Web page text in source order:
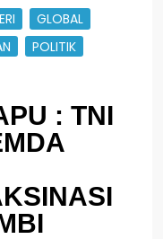
GLOBAL
POLITIK
: TNI